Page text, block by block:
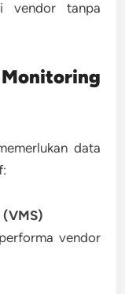
vendor tanpa
data
(VMS)
vendor